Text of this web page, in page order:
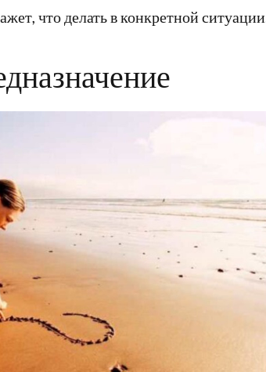
что делать в конкретной ситуации.